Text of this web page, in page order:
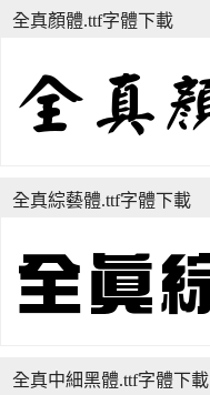
全真顏體.ttf字體下載
全真綜藝體.ttf字體下載
全真中細黑體.ttf字體下載